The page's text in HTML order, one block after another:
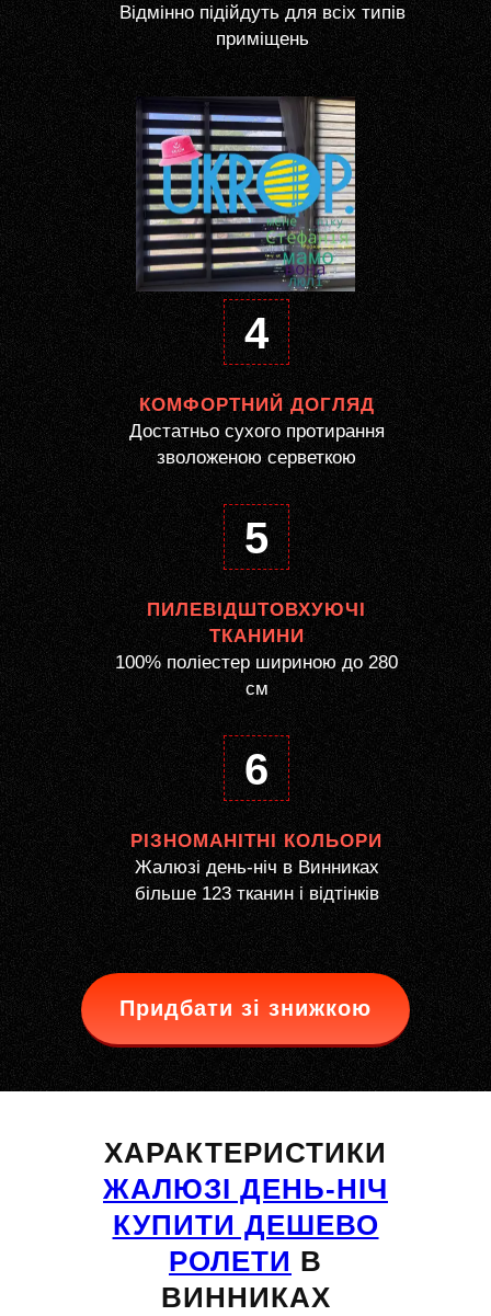
Відмінно підійдуть для всіх типів
приміщень
4
КОМФОРТНИЙ ДОГЛЯД
Достатньо сухого протирання
зволоженою серветкою
5
ПИЛЕВІДШТОВХУЮЧІ
ТКАНИНИ
100% поліестер шириною до 280
см
6
РІЗНОМАНІТНІ КОЛЬОРИ
Жалюзі день-ніч в Винниках
більше 123 тканин і відтінків
Придбати зі знижкою
ХАРАКТЕРИСТИКИ
ЖАЛЮЗІ ДЕНЬ-НІЧ
КУПИТИ ДЕШЕВО
РОЛЕТИ В
ВИННИКАХ